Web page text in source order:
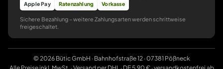
Apple Pay
Ratenzahlung Vorkasse
Sichere Bezahlung – weitere Zahlungsarten werden schrittweise
freigeschaltet.
© 2026 Bütic GmbH · Bahnhofstraße 12 · 07381 Pößneck